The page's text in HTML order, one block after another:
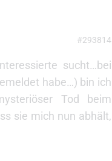
#293814
sucht…bei
habe…) bin ich
Tod beim
sie mich nun abhält,